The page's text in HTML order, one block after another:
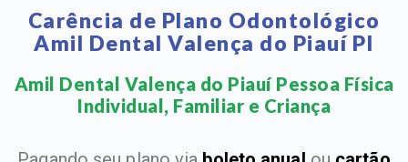
Carência de Plano Odontológico
Amil Dental Valença do Piauí PI
Amil Dental Valença do Piauí Pessoa Física
Individual, Familiar e Criança​